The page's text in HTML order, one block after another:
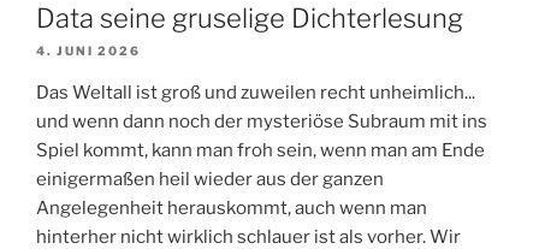
Data seine gruselige Dichterlesung
4. JUNI 2026
Das Weltall ist groß und zuweilen recht unheimlich...
und wenn dann noch der mysteriöse Subraum mit ins
Spiel kommt, kann man froh sein, wenn man am Ende
einigermaßen heil wieder aus der ganzen
Angelegenheit herauskommt, auch wenn man
hinterher nicht wirklich schlauer ist als vorher. Wir